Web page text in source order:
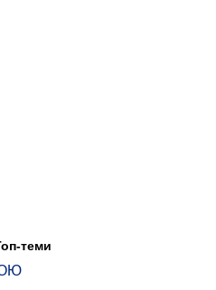
теми